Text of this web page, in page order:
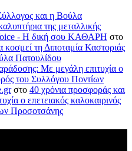
και η Βούλα
της μεταλλικής
- H δική σου ΚΑΘΑΡΗ στο
τη Διποταμία Καστοριάς
Πατουλίδου
Με μεγάλη επιτυχία ο
του Συλλόγου Ποντίων
στο 40 χρόνια προσφοράς και
ο επετειακός καλοκαιρινός
Προσοτσάνης